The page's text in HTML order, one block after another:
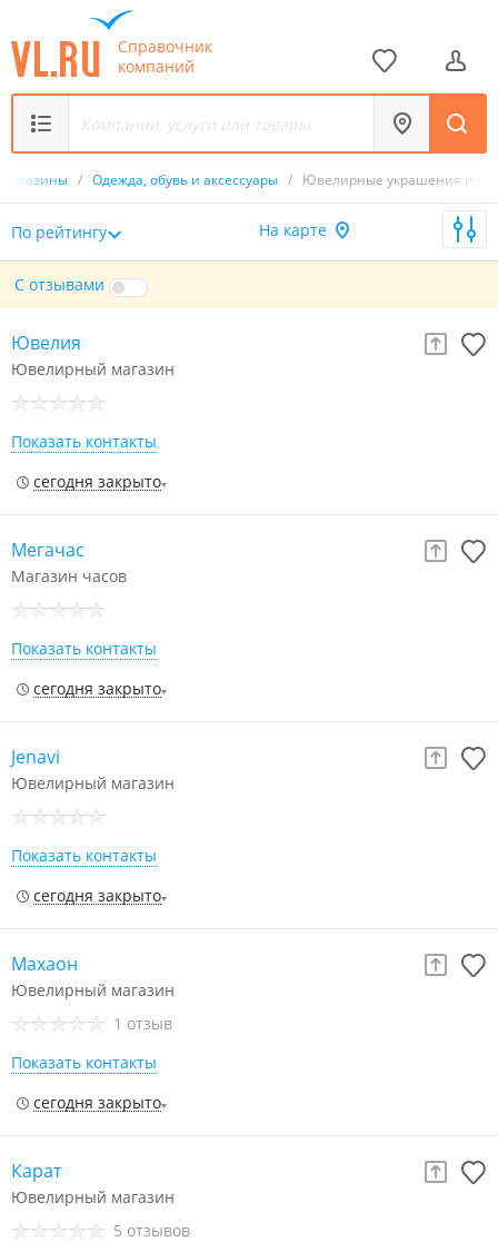
Справочник
компаний
Магазины / Одежда, обувь и аксессуары / Ювелирные украшения и
По рейтингу На карте
С отзывами
Ювелия
Ювелирный магазин
Показать контакты
сегодня закрыто
Мегачас
Магазин часов
Показать контакты
сегодня закрыто
Jenavi
Ювелирный магазин
Показать контакты
сегодня закрыто
Махаон
Ювелирный магазин
1 отзыв
Показать контакты
сегодня закрыто
Карат
Ювелирный магазин
5 отзывов